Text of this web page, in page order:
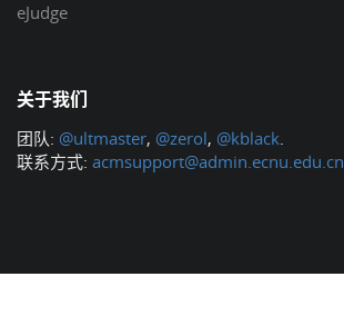
eJudge
关于我们
团队: @ultmaster, @zerol, @kblack
联系方式: acmsupport@admin.ecnu.edu.cn